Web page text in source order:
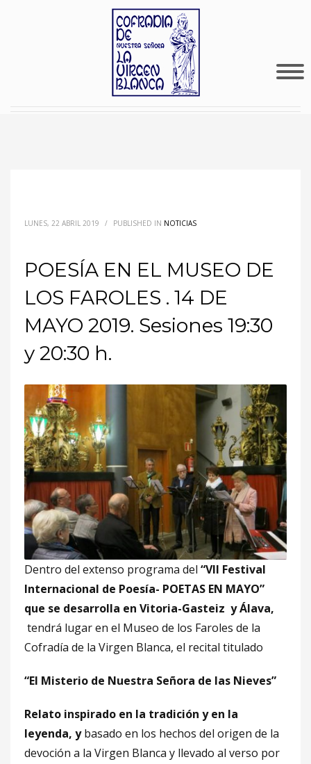
LUNES, 22 ABRIL 2019 / PUBLISHED IN NOTICIAS
POESÍA EN EL MUSEO DE
LOS FAROLES . 14 DE
MAYO 2019. Sesiones 19:30
y 20:30 h.
Dentro del extenso programa del “VII Festival
Internacional de Poesía- POETAS EN MAYO”
que se desarrolla en Vitoria-Gasteiz y Álava,
tendrá lugar en el Museo de los Faroles de la
Cofradía de la Virgen Blanca, el recital titulado
“El Misterio de Nuestra Señora de las Nieves”
Relato inspirado en la tradición y en la
leyenda, ybasado en los hechos del origen de la
devoción a la Virgen Blanca y llevado al verso por